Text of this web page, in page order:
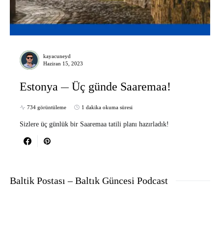
kayacuneyd
Haziran 15, 2023
Estonya Üç günde Saaremaa!
734 görüntüleme 1 dakika okuma süresi
Sizlere üç günlük bir Saaremaa tatili planı hazırladık!
Baltik Postası – Baltık Güncesi Podcast